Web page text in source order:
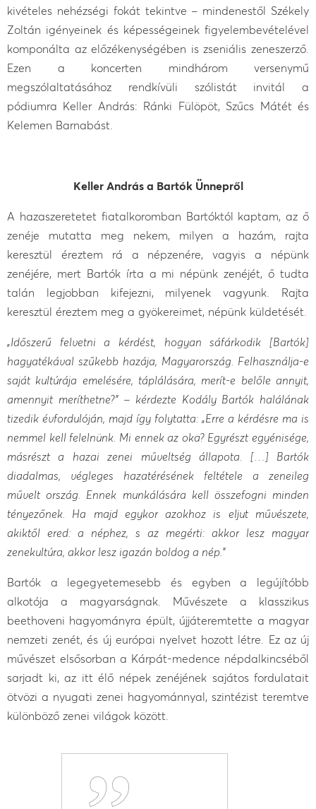
kivételes nehézségi fokát tekintve – mindenestől Székely
Zoltán igényeinek és képességeinek figyelembevételével
komponálta az előzékenységében is zseniális zeneszerző.
Ezen a koncerten mindhárom versenymű
megszólaltatásához rendkívüli szólistát invitál a
pódiumra Keller András: Ránki Fülöpöt, Szűcs Mátét és
Kelemen Barnabást.
Keller András a Bartók Ünnepről
A hazaszeretetet fiatalkoromban Bartóktól kaptam, az ő
zenéje mutatta meg nekem, milyen a hazám, rajta
keresztül éreztem rá a népzenére, vagyis a népünk
zenéjére, mert Bartók írta a mi népünk zenéjét, ő tudta
talán legjobban kifejezni, milyenek vagyunk. Rajta
keresztül éreztem meg a gyökereimet, népünk küldetését.
„Időszerű felvetni a kérdést, hogyan sáfárkodik [Bartók]
hagyatékával szűkebb hazája, Magyarország. Felhasználja-e
saját kultúrája emelésére, táplálására, merít-e belőle annyit,
amennyit meríthetne?” – kérdezte Kodály Bartók halálának
tizedik évfordulóján, majd így folytatta: „Erre a kérdésre ma is
nemmel kell felelnünk. Mi ennek az oka? Egyrészt egyénisége,
másrészt a hazai zenei műveltség állapota. […] Bartók
diadalmas, végleges hazatérésének feltétele a zeneileg
művelt ország. Ennek munkálására kell összefogni minden
tényezőnek. Ha majd egykor azokhoz is eljut művészete,
akiktől ered: a néphez, s az megérti: akkor lesz magyar
zenekultúra, akkor lesz igazán boldog a nép.”
Bartók a legegyetemesebb és egyben a legújítóbb
alkotója a magyarságnak. Művészete a klasszikus
beethoveni hagyományra épült, újjáteremtette a magyar
nemzeti zenét, és új európai nyelvet hozott létre. Ez az új
művészet elsősorban a Kárpát-medence népdalkincséből
sarjadt ki, az itt élő népek zenéjének sajátos fordulatait
ötvözi a nyugati zenei hagyománnyal, szintézist teremtve
különböző zenei világok között.